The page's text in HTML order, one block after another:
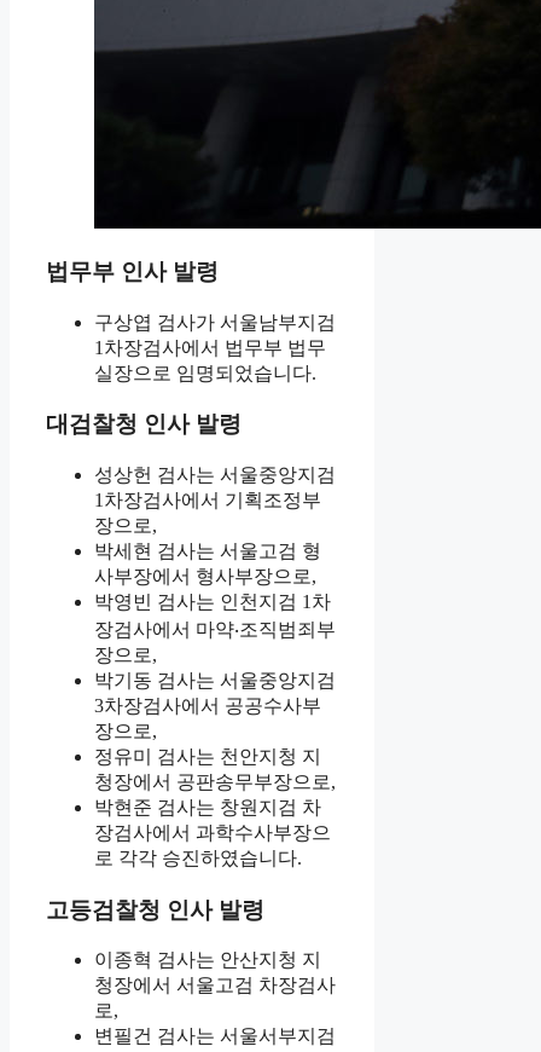
법무부 인사 발령
구상엽 검사가 서울남부지검
1차장검사에서 법무부 법무
실장으로 임명되었습니다.
대검찰청 인사 발령
성상헌 검사는 서울중앙지검
1차장검사에서 기획조정부
장으로,
박세현 검사는 서울고검 형
사부장에서 형사부장으로,
박영빈 검사는 인천지검 1차
장검사에서 마약‧조직범죄부
장으로,
박기동 검사는 서울중앙지검
3차장검사에서 공공수사부
장으로,
정유미 검사는 천안지청 지
청장에서 공판송무부장으로,
박현준 검사는 창원지검 차
장검사에서 과학수사부장으
로 각각 승진하였습니다.
고등검찰청 인사 발령
이종혁 검사는 안산지청 지
청장에서 서울고검 차장검사
로,
변필건 검사는 서울서부지검